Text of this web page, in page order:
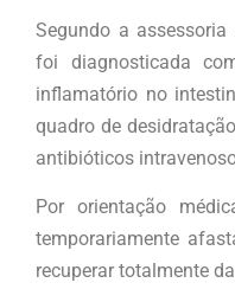
Segundo a
foi diagnosticada
inflamatório no
quadro de
antibióticos
Por orientação
temporariamente
recuperar totalmente